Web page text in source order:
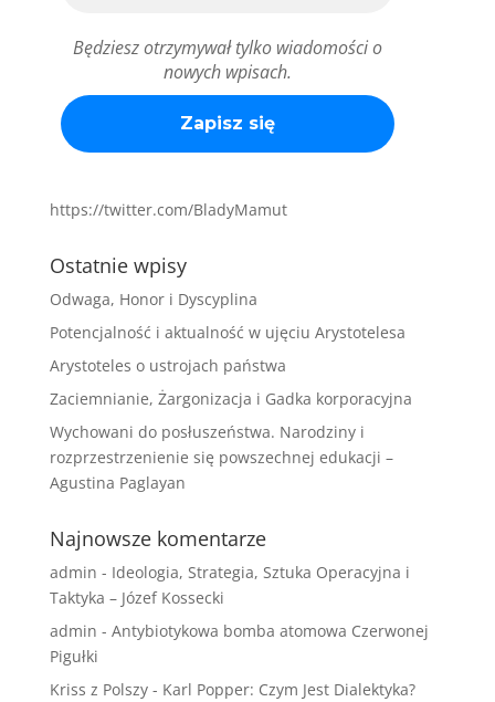
Będziesz otrzymywał tylko wiadomości o
nowych wpisach.
https://twitter.com/BladyMamut
Ostatnie wpisy
Odwaga, Honor i Dyscyplina
Potencjalność i aktualność w ujęciu Arystotelesa
Arystoteles o ustrojach państwa
Zaciemnianie, Żargonizacja i Gadka korporacyjna
Wychowani do posłuszeństwa. Narodziny i
rozprzestrzenienie się powszechnej edukacji –
Agustina Paglayan
Najnowsze komentarze
admin - Ideologia, Strategia, Sztuka Operacyjna i
Taktyka – Józef Kossecki
admin - Antybiotykowa bomba atomowa Czerwonej
Pigułki
Kriss z Polszy- Karl Popper: Czym Jest Dialektyka?